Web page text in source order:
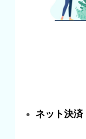
ネット決済